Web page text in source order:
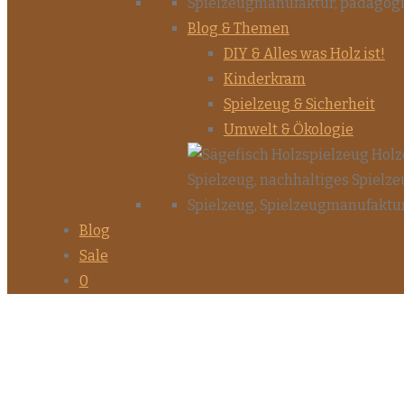
Blog & Themen
DIY & Alles was Holz ist!
Kinderkram
Spielzeug & Sicherheit
Umwelt & Ökologie
Blog
Sale
0